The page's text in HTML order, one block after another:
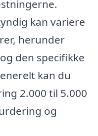
kan variere
herunder
den specifikke
kan du
2.000 til 5.000
og